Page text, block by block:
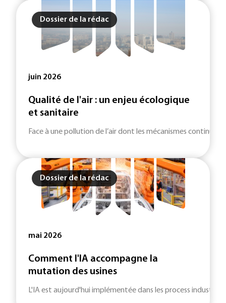
Dossier de la rédac
juin 2026
Qualité de l'air : un enjeu écologique
et sanitaire
Face à une pollution de l’air dont les mécanismes continuent
Dossier de la rédac
mai 2026
Comment l'IA accompagne la
mutation des usines
L'IA est aujourd'hui implémentée dans les process